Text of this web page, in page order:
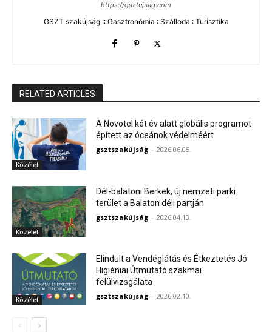
https://gsztujsag.com
GSZT szakújság :: Gasztronómia : Szálloda : Turisztika
RELATED ARTICLES
Közélet
A Novotel két év alatt globális programot
épített az óceánok védelméért
gsztszakújság - 2026.06.05.
Közélet
Dél-balatoni Berkek, új nemzeti parki
terület a Balaton déli partján
gsztszakújság - 2026.04.13.
Közélet
Elindult a Vendéglátás és Étkeztetés Jó
Higiéniai Útmutató szakmai
felülvizsgálata
gsztszakújság - 2026.02.10.